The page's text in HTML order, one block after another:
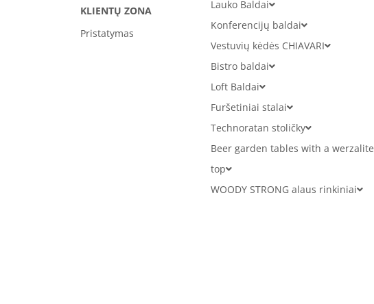
KLIENTŲ ZONA
Pristatymas
Lauko Baldai
Konferencijų baldai
Vestuvių kėdės CHIAVARI
Bistro baldai
Loft Baldai
Furšetiniai stalai
Technoratan stoličky
Beer garden tables with a werzalite
top
WOODY STRONG alaus rinkiniai